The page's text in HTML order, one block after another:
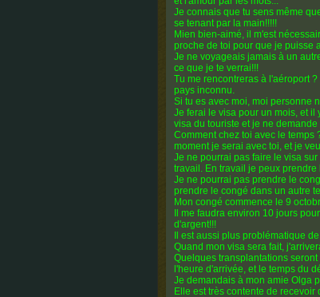
Je connais que tu sens même
se tenant par la main!!!!!
Mien bien-aimé, il m'est
proche de toi pour que je puisse
Je ne voyageais jamais à un
ce que je te verrai!!!
Tu me rencontreras à l'aéroport
pays inconnu.
Si tu es avec moi, moi personne
Je ferai le visa pour un mois, et il
visa du touriste et je ne
Comment chez toi avec le temps
moment je serai avec toi, et je
Je ne pourrai pas faire le visa
travail. En travail je peux
Je ne pourrai pas prendre le
prendre le congé dans un autre
Mon congé commence le 9
Il me faudra environ 10 jours
d'argent!!!
Il est aussi plus problématique
Quand mon visa sera fait,
Quelques transplantations
l'heure d'arrivée, et le temps du
Je demandais à mon amie Olga
Elle est très contente de